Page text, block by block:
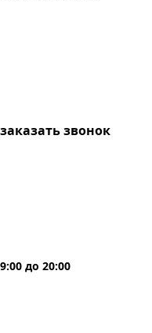
заказать звонок
9:00 до 20:00